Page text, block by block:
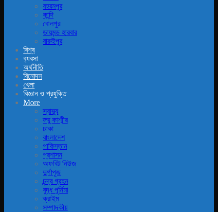
বহরমপুর
কান্দি
বোলপুর
ডায়মন্ড হারবার
বারুইপুর
বিশ্ব
ব‍্যবসা
অর্থনীতি
বিনোদন
খেলা
বিজ্ঞান ও প্রযুক্তি
More
স্বাস্থ্য
জ্ম্মু কাশ্মীর
ঢাকা
বাংলাদেশ
পাকিস্তান
প্রশাসন
অফবিট নিউজ
দুর্গাপূজ
চন্দ্র গ্রহন
বুদ্ধ পূর্নিমা
ক্রাইম
সম্পাদকীয়